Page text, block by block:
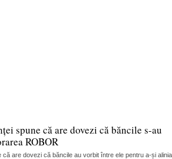
spune că are dovezi că băncile s-au
ROBOR
că are dovezi că băncile au vorbit între ele pentru a-și alinia